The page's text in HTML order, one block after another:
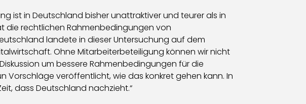
ist in Deutschland bisher unattraktiver und teurer als in
die rechtlichen Rahmenbedingungen von
landete in dieser Untersuchung auf dem
Ohne Mitarbeiterbeteiligung können wir nicht
um bessere Rahmenbedingungen für die
Vorschläge veröffentlicht, wie das konkret gehen kann. In
dass Deutschland nachzieht.“